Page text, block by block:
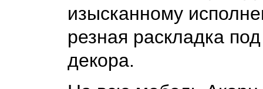
изысканному
резная раскладка
декора.